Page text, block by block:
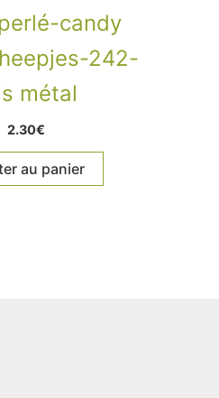
candy
242-
métal
2.30€
au panier